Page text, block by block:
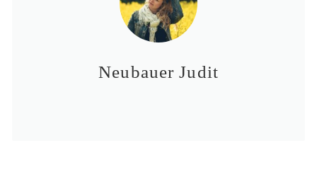
Neubauer Judit